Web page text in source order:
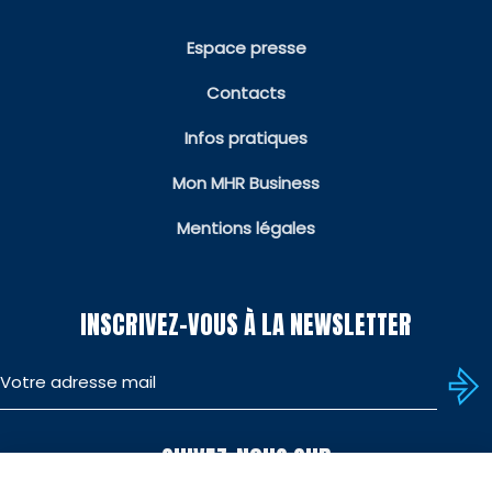
Espace presse
Contacts
Infos pratiques
Mon MHR Business
Mentions légales
INSCRIVEZ-VOUS À LA NEWSLETTER
SUIVEZ-NOUS SUR